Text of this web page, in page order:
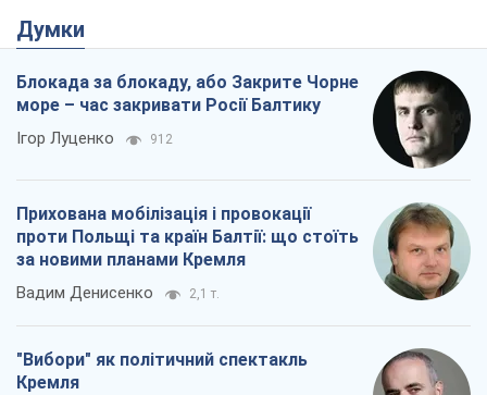
Думки
Блокада за блокаду, або Закрите Чорне
море – час закривати Росії Балтику
Ігор Луценко 912
Прихована мобілізація і провокації
проти Польщі та країн Балтії: що стоїть
за новими планами Кремля
Вадим Денисенко 2,1 т.
"Вибори" як політичний спектакль
Кремля